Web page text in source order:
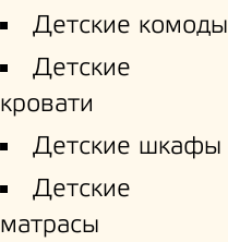
Детские комоды
Детские
кровати
Детские шкафы
Детские
матрасы